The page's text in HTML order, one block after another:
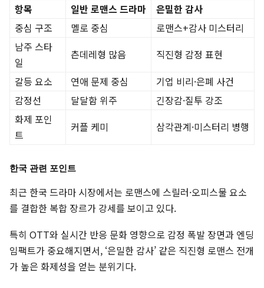
항목 일반 로맨스 드라마
은밀한 감사
중심 구조
멜로 중심
로맨스+감사 미스터리
남주 스타
일
츤데레형 많음
직진형 감정 표현
갈등 요소
연애 문제 중심
기업 비리·은폐 사건
감정선
달달함 위주
긴장감·질투 강조
화제 포인
트
커플 케미 삼각관계·미스터리 병행
한국 관련 포인트
최근 한국 드라마 시장에서는 로맨스에 스릴러·오피스물 요소
를 결합한 복합 장르가 강세를 보이고 있다.
특히 OTT와 실시간 반응 문화 영향으로 감정 폭발 장면과 엔딩
임팩트가 중요해지면서, ‘은밀한 감사’ 같은 직진형 로맨스 전개
가 높은 화제성을 얻는 분위기다.